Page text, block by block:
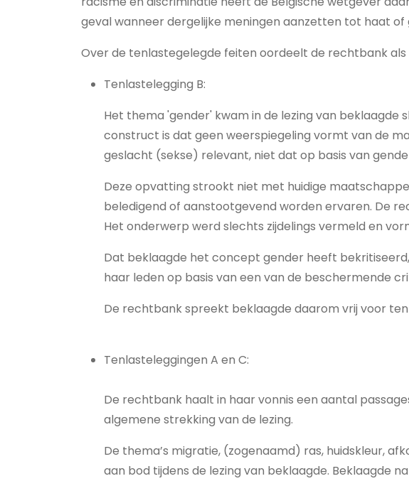
geval wanneer dergelijke meningen aanzetten tot haat
Over de tenlastegelegde feiten oordeelt de rechtbank als
Tenlastelegging B:
Het thema 'gender' kwam in de lezing van
construct is dat geen weerspiegeling vormt van de
geslacht (sekse) relevant, niet dat op basis van
Deze opvatting strookt niet met huidige
beledigend of aanstootgevend worden ervaren. De
Het onderwerp werd slechts zijdelings vermeld en
Dat beklaagde het concept gender heeft
haar leden op basis van een van de beschermende
De rechtbank spreekt beklaagde daarom vrij voor
Tenlasteleggingen A en C:
De rechtbank haalt in haar vonnis een aantal
algemene strekking van de lezing.
De thema’s migratie, (zogenaamd) ras, huidskleur,
aan bod tijdens de lezing van beklaagde. Beklaagde